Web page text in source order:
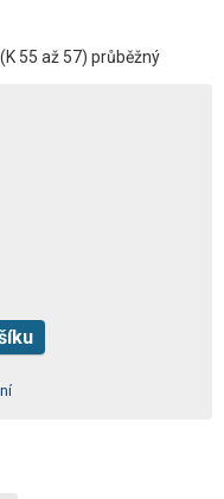
55 až 57) průběžný